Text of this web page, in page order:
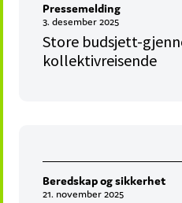
Pressemelding
3. desember 2025
Store budsjett-
kollektivreisende
Beredskap og sikkerhet
21. november 2025